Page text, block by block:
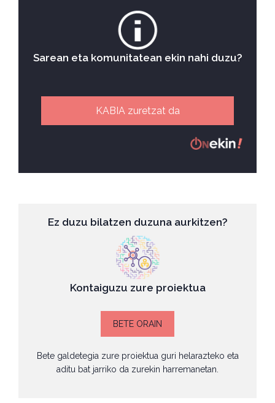
Sarean eta komunitatean ekin nahi duzu?
KABIA zuretzat da
Ez duzu bilatzen duzuna aurkitzen?
Kontaiguzu zure proiektua
BETE ORAIN
Bete galdetegia zure proiektua guri helarazteko eta
aditu bat jarriko da zurekin harremanetan.